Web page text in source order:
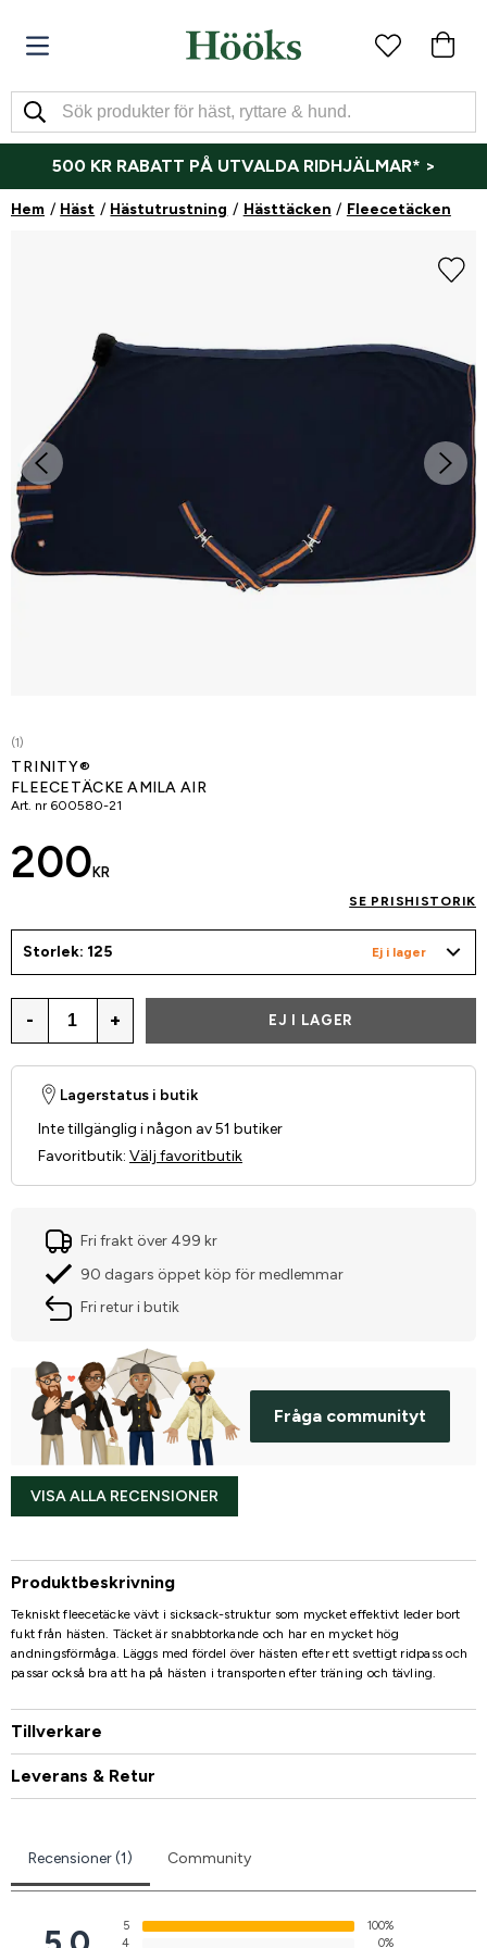
500 KR RABATT PÅ UTVALDA RIDHJÄLMAR* >
Hem Häst Hästutrustning Hästtäcken Fleecetäcken
(1)
TRINITY®
FLEECETÄCKE AMILA AIR
Art. nr 600580-21
200 KR
SE PRISHISTORIK
Storlek: 125 Ej i lager
- + EJ I LAGER
Lagerstatus i butik
Inte tillgänglig i någon av 51 butiker
Favoritbutik: Välj favoritbutik
Fri frakt över 499 kr
90 dagars öppet köp för medlemmar
Fri retur i butik
Fråga communityt
VISA ALLA RECENSIONER
Produktbeskrivning
Tekniskt fleecetäcke vävt i sicksack-struktur som mycket effektivt leder bort
fukt från hästen. Täcket är snabbtorkande och har en mycket hög
andningsförmåga. Läggs med fördel över hästen efter ett svettigt ridpass och
passar också bra att ha på hästen i transporten efter träning och tävling.
Tillverkare
Leverans & Retur
Recensioner (1) Community
5
100%
4
0%